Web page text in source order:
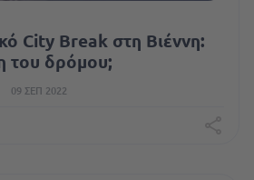
City Break στη Βιέννη:
του δρόμου;
09 ΣΕΠ 2022